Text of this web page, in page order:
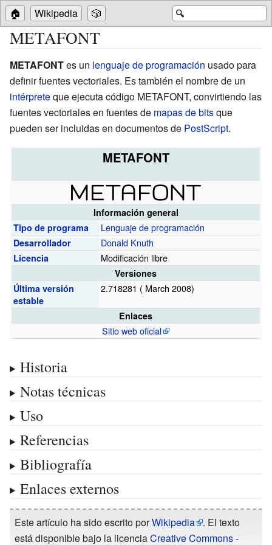
🔍
🏠 Wikipedia 🎲
METAFONT
METAFONTes un lenguaje de programación usado para
definirfuentes vectoriales. Es también el nombre de un
intérpreteque ejecuta código METAFONT, convirtiendo las
fuentes vectoriales en fuentes de mapas de bitsque
pueden ser incluidas en documentos de PostScript.
METAFONT
Información general
Tipo de programa
Lenguaje de programación
Desarrollador Donald Knuth
Licencia Modificación libre
Versiones
Última versión
estable
2.718281 ( March 2008)
Enlaces
Sitio web oficial
Historia
Notas técnicas
Uso
Referencias
Bibliografía
Enlaces externos
Este artículo ha sido escrito porWikipedia
. El texto
está disponible bajo la licenciaCreative Commons -